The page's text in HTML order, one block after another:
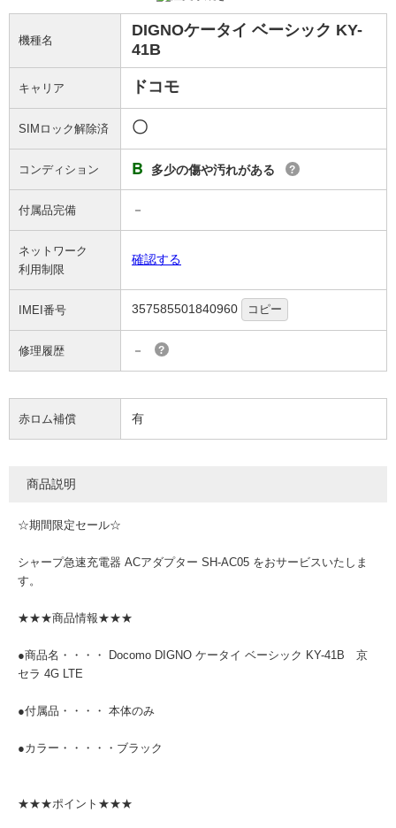
機種名
DIGNOケータイ ベーシック KY-
41B
キャリア ドコモ
SIMロック解除済 〇
コンディション B 多少の傷や汚れがある ?
付属品完備 －
ネットワーク
利用制限
確認する
IMEI番号 357585501840960 コピー
修理履歴 － ?
赤ロム補償 有
商品説明
☆期間限定セール☆
シャープ急速充電器 ACアダプター SH-AC05 をおサービスいたしま
す。
★★★商品情報★★★
●商品名・・・・ Docomo DIGNO ケータイ ベーシック KY-41B 京
セラ 4G LTE
●付属品・・・・ 本体のみ
●カラー・・・・・ブラック
★★★ポイント★★★